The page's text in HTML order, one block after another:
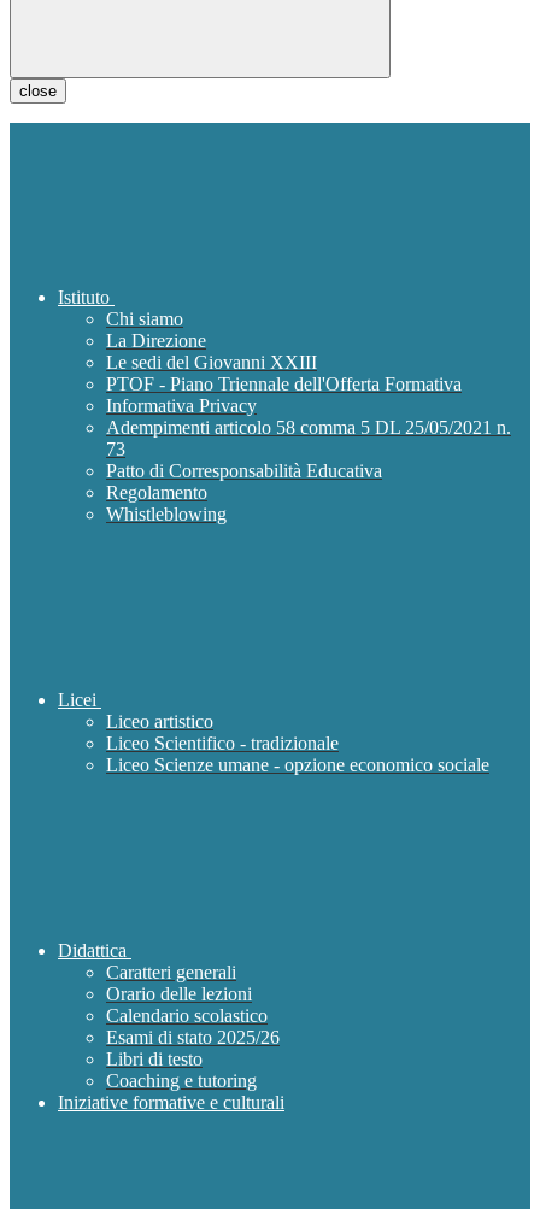
close
Istituto
Chi siamo
La Direzione
Le sedi del Giovanni XXIII
PTOF - Piano Triennale dell'Offerta Formativa
Informativa Privacy
Adempimenti articolo 58 comma 5 DL 25/05/2021 n.
73
Patto di Corresponsabilità Educativa
Regolamento
Whistleblowing
Licei
Liceo artistico
Liceo Scientifico - tradizionale
Liceo Scienze umane - opzione economico sociale
Didattica
Caratteri generali
Orario delle lezioni
Calendario scolastico
Esami di stato 2025/26
Libri di testo
Coaching e tutoring
Iniziative formative e culturali